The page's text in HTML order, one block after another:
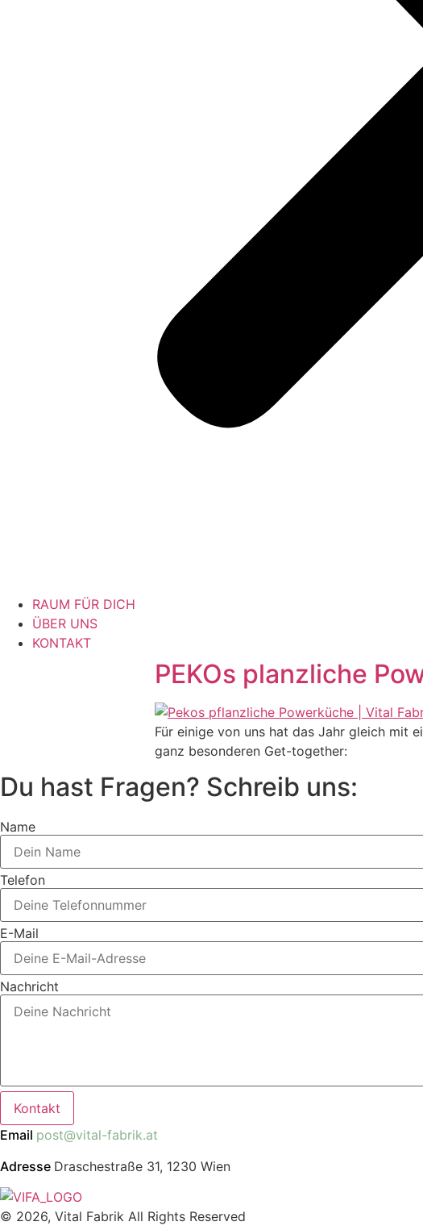
RAUM FÜR DICH
ÜBER UNS
KONTAKT
PEKOs planzliche
Für einige von uns hat das Jahr gleich mit
ganz besonderen Get-together:
Du hast Fragen? Schreib uns:
Name
Telefon
E-Mail
Nachricht
Kontakt
Email post@vital-fabrik.at
Adresse Draschestraße 31, 1230 Wien
© 2026, Vital Fabrik All Rights Reserved